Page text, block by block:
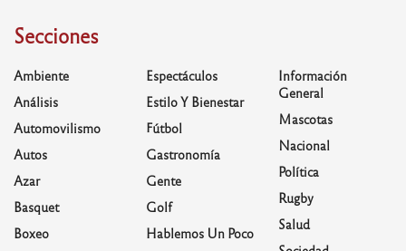
Secciones
Ambiente
Análisis
Automovilismo
Autos
Azar
Basquet
Boxeo
Espectáculos
Estilo Y Bienestar
Fútbol
Gastronomía
Gente
Golf
Hablemos Un Poco
Información
General
Mascotas
Nacional
Política
Rugby
Salud